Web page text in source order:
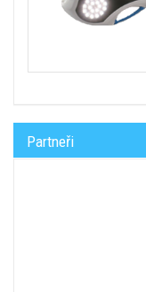
Partneři